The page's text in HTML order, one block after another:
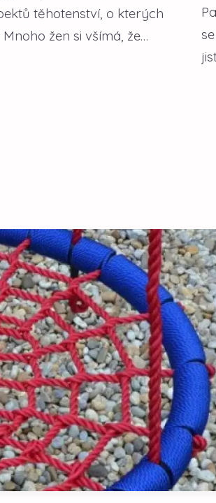
těhotenství, o kterých
žen si všímá, že